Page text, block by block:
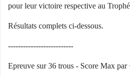
pour leur victoire respective au
Résultats complets ci-dessous.
--------------------------
Epreuve sur 36 trous - Score Max par